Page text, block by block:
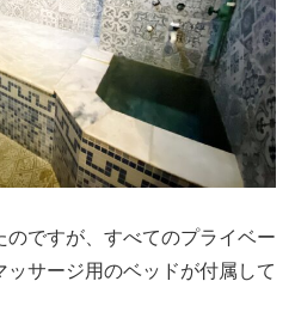
ですが、すべてのプライベー
ッサージ用のベッドが付属して